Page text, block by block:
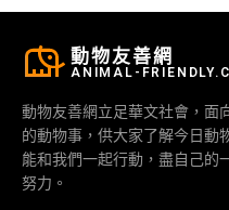
動物友善網
ANIMAL-
動物友善網立足華文社會，面
的動物事，供大家了解今日動
能和我們一起行動，盡自己的
努力。